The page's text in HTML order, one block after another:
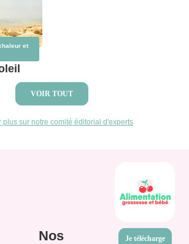
et
VOIR TOUT
plus sur notre comité éditorial d'experts
Nos
Je télécharge